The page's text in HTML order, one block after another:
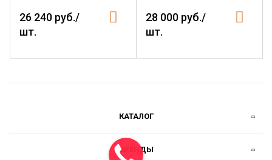
26 240 руб./
шт.
28 000 руб./
шт.
КАТАЛОГ
БРЕНДЫ